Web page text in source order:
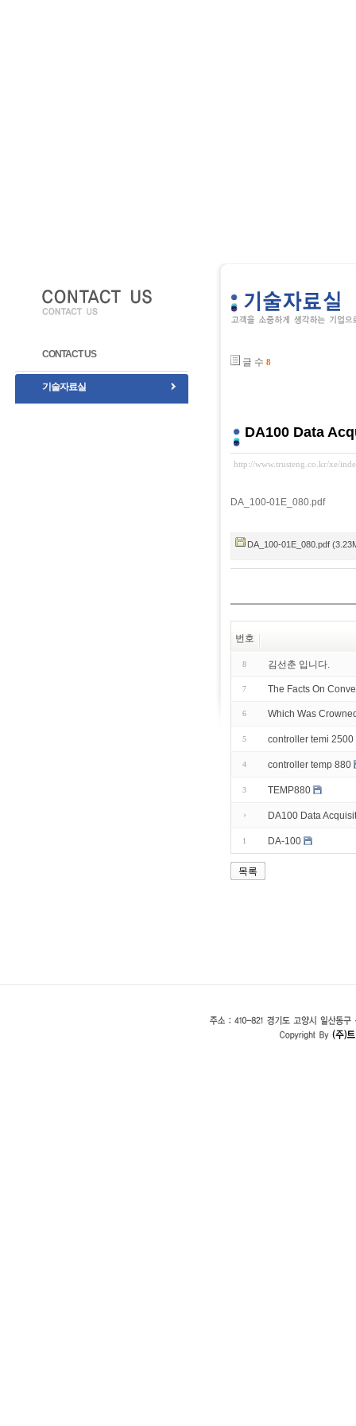
CONTACT US
기술자료실
글 수 8
DA100 Data
http://www.trusteng.co.kr/xe/
DA_100-01E_080.pdf
DA_100-01E_080.pdf
번호
8 김선춘 입니다.
7 The Facts On
6 Which Was
5 controller temi 2500
4 controller temp 880
3 TEMP880
DA100 Data
1 DA-100
목록